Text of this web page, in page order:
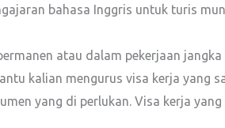
bahasa Inggris untuk turis
atau dalam pekerjaan
kalian mengurus visa kerja yang
yang di perlukan. Visa kerja